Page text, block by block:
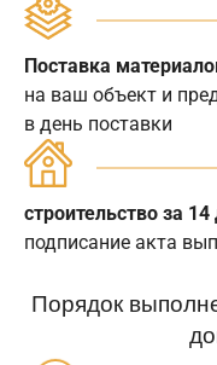
Поставка
на ваш объект и
в день поставки
строительство за 14
подписание акта
Порядок